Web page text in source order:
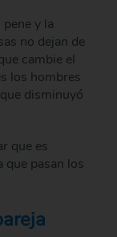
y la
no dejan de
cambie el
los hombres
disminuyó
que es
que pasan los